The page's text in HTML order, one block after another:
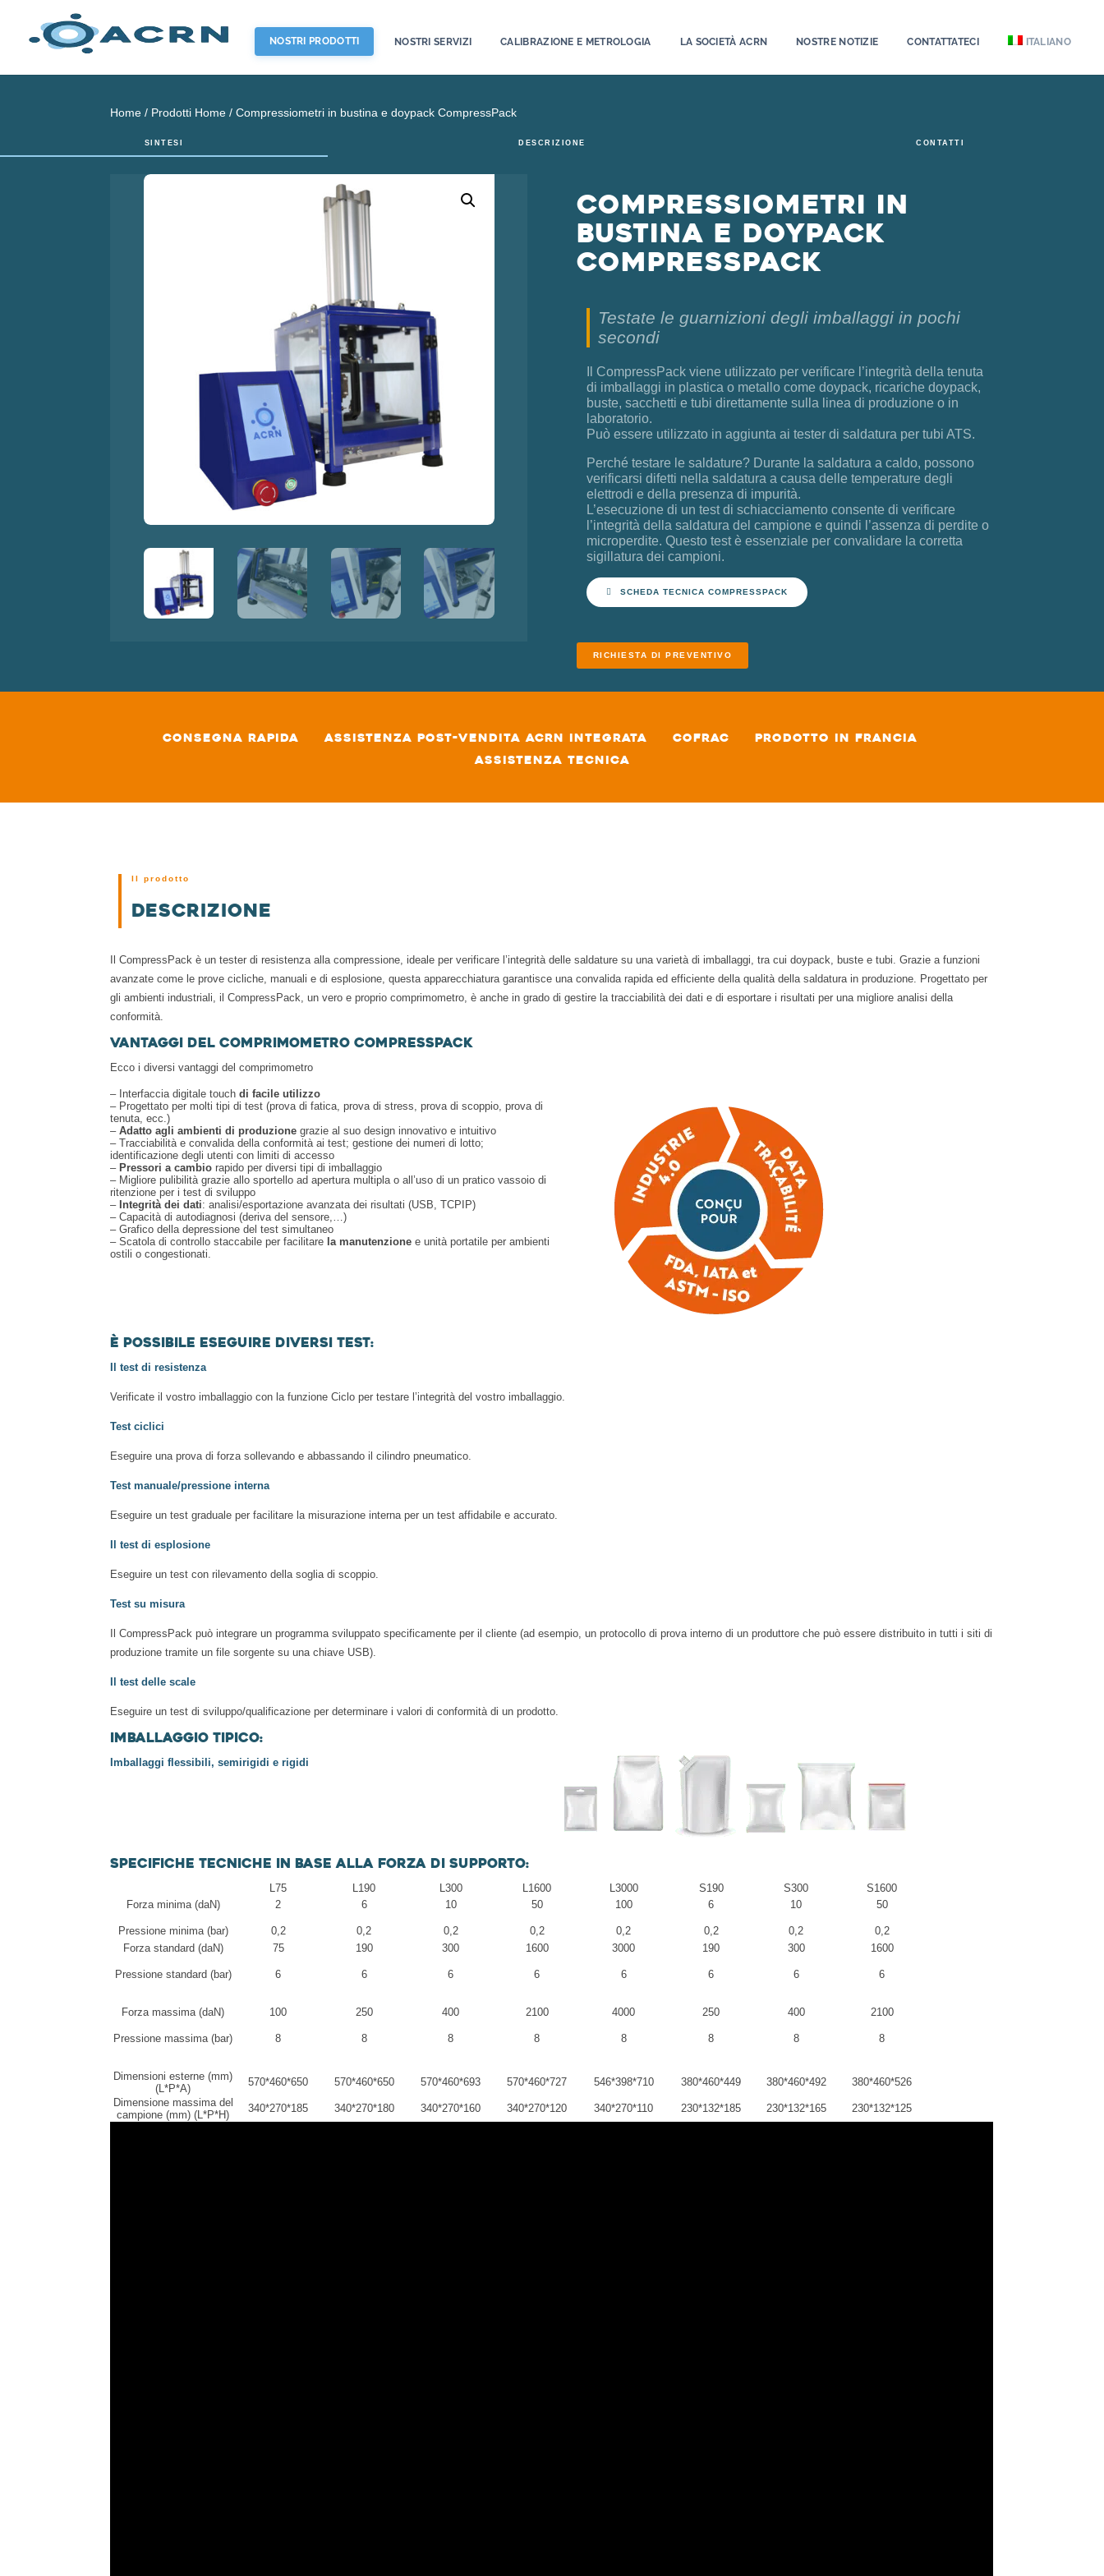
NOSTRI PRODOTTI NOSTRI SERVIZI CALIBRAZIONE E METROLOGIA LA SOCIETÀ ACRN NOSTRE NOTIZIE CONTATTATECI ITALIANO
Home / Prodotti Home / Compressiometri in bustina e doypack CompressPack
SINTESI DESCRIZIONE CONTATTI
Compressiometri in
bustina e doypack
CompressPack
Testate le guarnizioni degli imballaggi in pochi
secondi
Il CompressPack viene utilizzato per verificare l’integrità della tenuta
di imballaggi in plastica o metallo come doypack, ricariche doypack,
buste, sacchetti e tubi direttamente sulla linea di produzione o in
laboratorio.
Può essere utilizzato in aggiunta ai tester di saldatura per tubi ATS.
Perché testare le saldature? Durante la saldatura a caldo, possono
verificarsi difetti nella saldatura a causa delle temperature degli
elettrodi e della presenza di impurità.
L’esecuzione di un test di schiacciamento consente di verificare
l’integrità della saldatura del campione e quindi l’assenza di perdite o
microperdite. Questo test è essenziale per convalidare la corretta
sigillatura dei campioni.
SCHEDA TECNICA COMPRESSPACK
RICHIESTA DI PREVENTIVO
Consegna rapida Assistenza post-vendita ACRN integrata COFRAC
Prodotto in Francia
Assistenza tecnica
Il prodotto
Descrizione
Il CompressPack è un tester di resistenza alla compressione, ideale per verificare l’integrità delle saldature su una varietà di imballaggi, tra cui doypack, buste e tubi. Grazie a funzioni
avanzate come le prove cicliche, manuali e di esplosione, questa apparecchiatura garantisce una convalida rapida ed efficiente della qualità della saldatura in produzione. Progettato per
gli ambienti industriali, il CompressPack, un vero e proprio comprimometro, è anche in grado di gestire la tracciabilità dei dati e di esportare i risultati per una migliore analisi della
conformità.
Vantaggi del comprimometro CompressPack
Ecco i diversi vantaggi del comprimometro
– Interfaccia digitale touchdi facile utilizzo
– Progettato per molti tipi di test (prova di fatica, prova di stress, prova di scoppio, prova di
tenuta, ecc.)
–Adatto agli ambienti di produzione grazie al suo design innovativo e intuitivo
– Tracciabilità e convalida della conformità ai test; gestione dei numeri di lotto;
identificazione degli utenti con limiti di accesso
–Pressori a cambio rapido per diversi tipi di imballaggio
– Migliore pulibilità grazie allo sportello ad apertura multipla o all’uso di un pratico vassoio di
ritenzione per i test di sviluppo
–Integrità dei dati: analisi/esportazione avanzata dei risultati (USB, TCPIP)
– Capacità di autodiagnosi (deriva del sensore,…)
– Grafico della depressione del test simultaneo
– Scatola di controllo staccabile per facilitare la manutenzione e unità portatile per ambienti
ostili o congestionati.
È possibile eseguire diversi test:
Il test di resistenza
Verificate il vostro imballaggio con la funzione Ciclo per testare l’integrità del vostro imballaggio.
Test ciclici
Eseguire una prova di forza sollevando e abbassando il cilindro pneumatico.
Test manuale/pressione interna
Eseguire un test graduale per facilitare la misurazione interna per un test affidabile e accurato.
Il test di esplosione
Eseguire un test con rilevamento della soglia di scoppio.
Test su misura
Il CompressPack può integrare un programma sviluppato specificamente per il cliente (ad esempio, un protocollo di prova interno di un produttore che può essere distribuito in tutti i siti di
produzione tramite un file sorgente su una chiave USB).
Il test delle scale
Eseguire un test di sviluppo/qualificazione per determinare i valori di conformità di un prodotto.
Imballaggio tipico:
Imballaggi flessibili, semirigidi e rigidi
Specifiche tecniche in base alla forza di supporto:
L75 L190 L300 L1600 L3000 S190 S300
S1600
Forza minima (daN)
Pressione minima (bar)
2
0,2
6
0,2
10
0,2
50
0,2
100
0,2
6
0,2
10
0,2
50
0,2
Forza standard (daN)
Pressione standard (bar)
75
6
190
6
300
6
1600
6
3000
6
190
6
300
6
1600
6
Forza massima (daN)
Pressione massima (bar)
100
8
250
8
400
8
2100
8
4000
8
250
8
400
8
2100
8
Dimensioni esterne (mm)
(L*P*A)
570*460*650 570*460*650 570*460*693 570*460*727 546*398*710 380*460*449 380*460*492
380*460*526
Dimensione massima del
campione (mm) (L*P*H)
340*270*185 340*270*180 340*270*160 340*270*120 340*270*110 230*132*185 230*132*165 230*132*125